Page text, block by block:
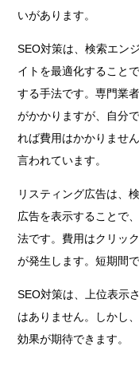
いがあります。
SEO対策は、検索エン
イトを最適化すること
する手法です。専門業
がかかりますが、自分
れば費用はかかりませ
言われています。
リスティング広告は、
広告を表示することで
法です。費用はクリッ
が発生します。短期間
SEO対策は、上位表示
はありません。しかし
効果が期待できます。